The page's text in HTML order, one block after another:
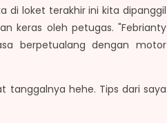
di loket terakhir ini kita dipanggil
keras oleh petugas. "Febrianty
berpetualang dengan motor
tanggalnya hehe. Tips dari saya